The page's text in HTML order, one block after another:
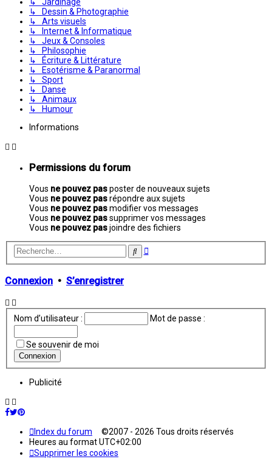
↳ Dessin & Photographie
↳ Arts visuels
↳ Internet & Informatique
↳ Jeux & Consoles
↳ Philosophie
↳ Écriture & Littérature
↳ Esotérisme & Paranormal
↳ Sport
↳ Danse
↳ Animaux
↳ Humour
Informations
Permissions du forum
Vous ne pouvez pasposter de nouveaux sujets
Vous ne pouvez pasrépondre aux sujets
Vous ne pouvez pasmodifier vos messages
Vous ne pouvez passupprimer vos messages
Vous ne pouvez pasjoindre des fichiers
Rechercher
Recherche
Connexion • S’enregistrer
Nom d’utilisateur : Mot de passe :
Se souvenir de moi
Publicité
Index du forum ©2007 - 2026 Tous droits réservés
Heures au formatUTC+02:00
Supprimer les cookies